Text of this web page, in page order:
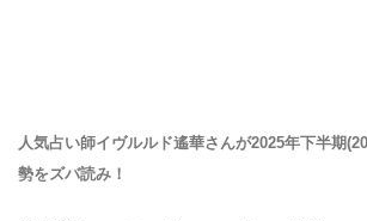
人気占い師イヴルルド遙華さんが2025年下半期
勢をズバ読み！